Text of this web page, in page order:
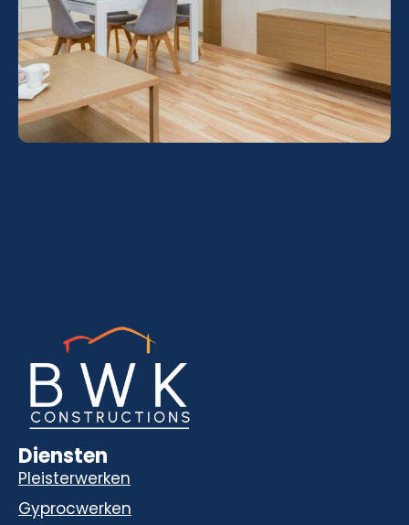
Diensten
Pleisterwerken
Gyprocwerken